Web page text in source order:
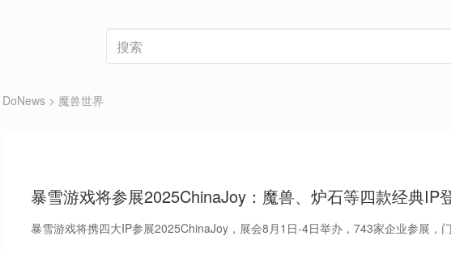
DoNews > 魔兽世界
暴雪游戏将参展2025ChinaJoy：魔兽、炉石等四款经典IP
暴雪游戏将携四大IP参展2025ChinaJoy，展会8月1日-4日举办，743家企业参展，门